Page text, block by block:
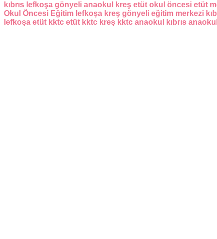
kıbrıs lefkoşa gönyeli anaokul kreş etüt okul öncesi etüt
Okul Öncesi Eğitim lefkoşa kreş gönyeli eğitim merkezi
lefkoşa etüt kktc etüt kktc kreş kktc anaokul kıbrıs